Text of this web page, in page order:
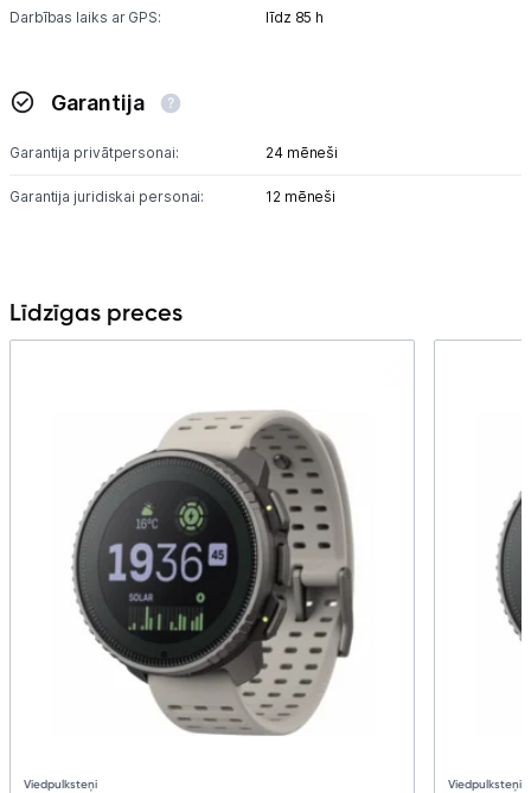
Darbības laiks ar GPS: līdz 85 h
Garantija
Garantija privātpersonai: 24 mēneši
Garantija juridiskai personai: 12 mēneši
Līdzīgas preces
Viedpulksteņi Viedpulksteņi